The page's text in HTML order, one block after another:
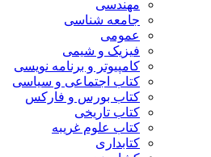
مهندسی
جامعه شناسی
عمومی
فیزیک و شیمی
کامپیوتر و برنامه نویسی
کتاب اجتماعی و سیاسی
کتاب بورس و فارکس
کتاب تاریخی
کتاب علوم غریبه
کتابداری